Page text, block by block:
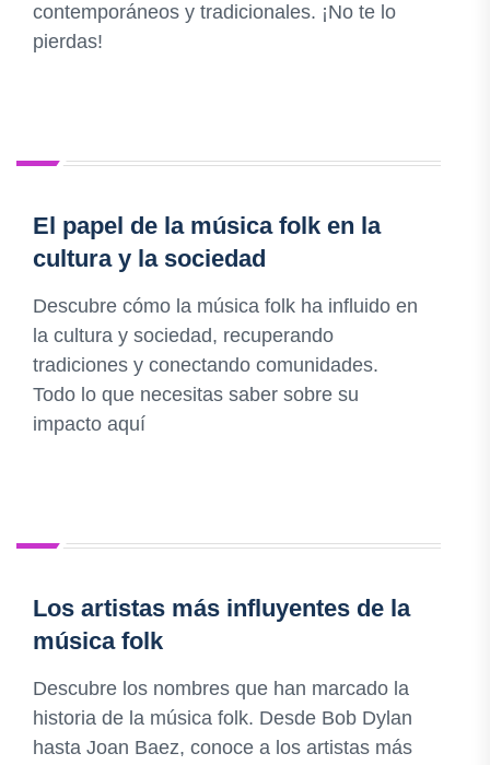
contemporáneos y tradicionales. ¡No te lo
pierdas!
El papel de la música folk en la
cultura y la sociedad
Descubre cómo la música folk ha influido en
la cultura y sociedad, recuperando
tradiciones y conectando comunidades.
Todo lo que necesitas saber sobre su
impacto aquí
Los artistas más influyentes de la
música folk
Descubre los nombres que han marcado la
historia de la música folk. Desde Bob Dylan
hasta Joan Baez, conoce a los artistas más